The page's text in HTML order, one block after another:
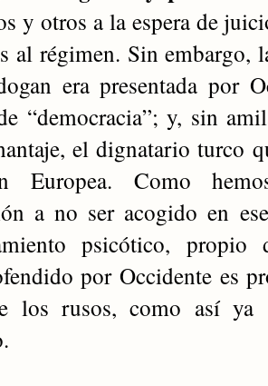
y otros a la espera de
al régimen. Sin embargo,
era presentada por
“democracia”; y, sin
el dignatario turco
Europea. Como
a no ser acogido en
psicótico,
por Occidente es
los rusos, como así ya